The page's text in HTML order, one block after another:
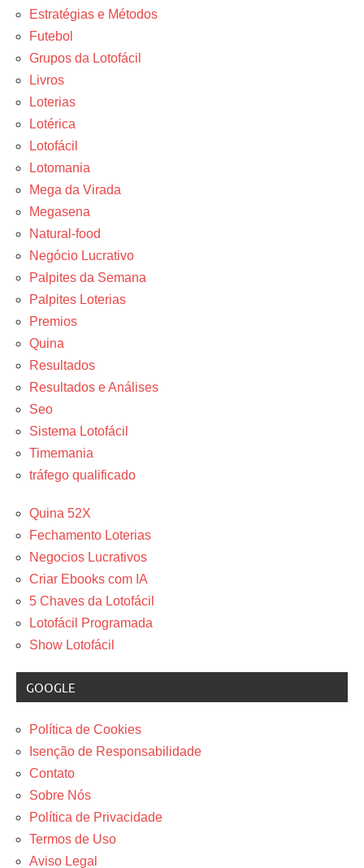
Estratégias e Métodos
Futebol
Grupos da Lotofácil
Livros
Loterias
Lotérica
Lotofácil
Lotomania
Mega da Virada
Megasena
Natural-food
Negócio Lucrativo
Palpites da Semana
Palpites Loterias
Premios
Quina
Resultados
Resultados e Análises
Seo
Sistema Lotofácil
Timemania
tráfego qualificado
Quina 52X
Fechamento Loterias
Negocios Lucrativos
Criar Ebooks com IA
5 Chaves da Lotofácil
Lotofácil Programada
Show Lotofácil
GOOGLE
Política de Cookies
Isenção de Responsabilidade
Contato
Sobre Nós
Política de Privacidade
Termos de Uso
Aviso Legal